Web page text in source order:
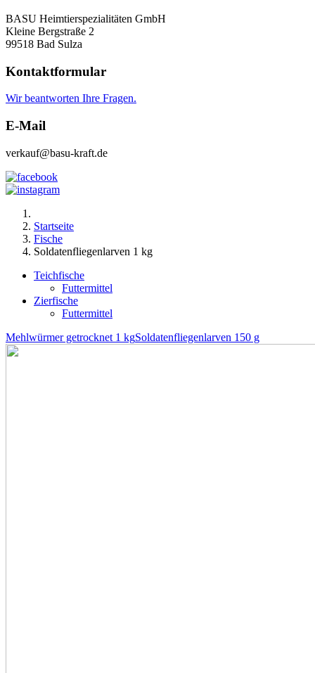
BASU Heimtierspezialitäten GmbH
Kleine Bergstraße 2
99518 Bad Sulza
Kontaktformular
Wir beantworten Ihre Fragen.
E-Mail
verkauf@basu-kraft.de
Startseite
Fische
Soldatenfliegenlarven 1 kg
Teichfische
Futtermittel
Zierfische
Futtermittel
Mehlwürmer getrocknet 1 kgSoldatenfliegenlarven 150 g